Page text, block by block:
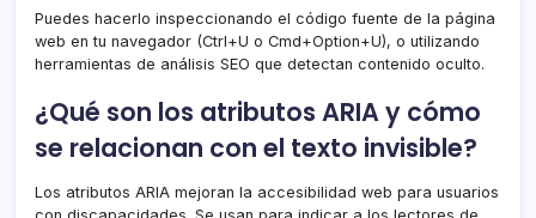
Puedes hacerlo inspeccionando el código fuente de la página
web en tu navegador (Ctrl+U o Cmd+Option+U), o utilizando
herramientas de análisis SEO que detectan contenido oculto.
¿Qué son los atributos ARIA y cómo
se relacionan con el texto invisible?
Los atributos ARIA mejoran la accesibilidad web para usuarios